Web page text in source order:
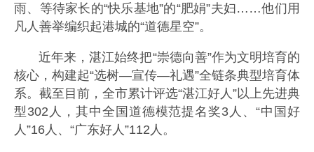
雨、等待家长的“快乐基地”的“肥娟”夫妇……他们用
凡人善举编织起港城的“道德星空”。
近年来，湛江始终把“崇德向善”作为文明培育的
核心，构建起“选树—宣传—礼遇”全链条典型培育体
系。截至目前，全市累计评选“湛江好人”以上先进典
型302人，其中全国道德模范提名奖3人、“中国好
人”16人、“广东好人”112人。